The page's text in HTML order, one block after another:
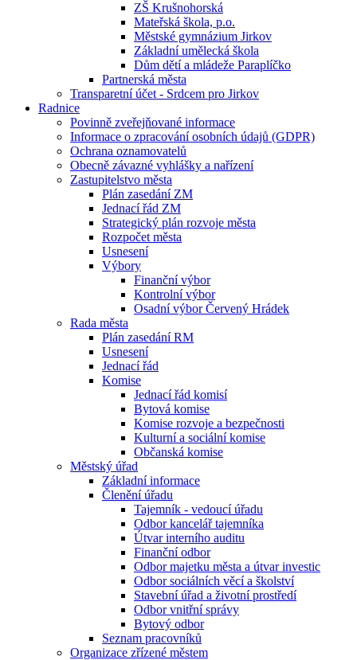
ZŠ Krušnohorská
Mateřská škola, p.o.
Městské gymnázium Jirkov
Základní umělecká škola
Dům dětí a mládeže Paraplíčko
Partnerská města
Transparetní účet - Srdcem pro Jirkov
Radnice
Povinně zveřejňované informace
Informace o zpracování osobních údajů (GDPR)
Ochrana oznamovatelů
Obecně závazné vyhlášky a nařízení
Zastupitelstvo města
Plán zasedání ZM
Jednací řád ZM
Strategický plán rozvoje města
Rozpočet města
Usnesení
Výbory
Finanční výbor
Kontrolní výbor
Osadní výbor Červený Hrádek
Rada města
Plán zasedání RM
Usnesení
Jednací řád
Komise
Jednací řád komisí
Bytová komise
Komise rozvoje a bezpečnosti
Kulturní a sociální komise
Občanská komise
Městský úřad
Základní informace
Členění úřadu
Tajemník - vedoucí úřadu
Odbor kancelář tajemníka
Útvar interního auditu
Finanční odbor
Odbor majetku města a útvar investic
Odbor sociálních věcí a školství
Stavební úřad a životní prostředí
Odbor vnitřní správy
Bytový odbor
Seznam pracovníků
Organizace zřízené městem